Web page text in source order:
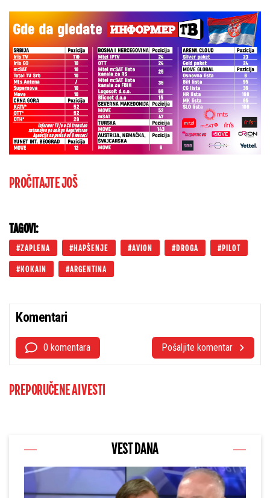
PROČITAJTE JOŠ
TAGOVI:
ZAPLENA HAPŠENJE AVION DROGA PILOT
KOKAIN ARGENTINA
Komentari
0 komentara Pošaljite komentar
PREPORUČENE AI VESTI
VEST DANA